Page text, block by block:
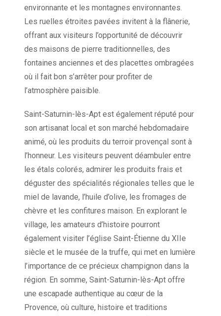
environnante et les montagnes environnantes.
Les ruelles étroites pavées invitent à la flânerie,
offrant aux visiteurs l’opportunité de découvrir
des maisons de pierre traditionnelles, des
fontaines anciennes et des placettes ombragées
où il fait bon s’arrêter pour profiter de
l’atmosphère paisible.
Saint-Saturnin-lès-Apt est également réputé pour
son artisanat local et son marché hebdomadaire
animé, où les produits du terroir provençal sont à
l’honneur. Les visiteurs peuvent déambuler entre
les étals colorés, admirer les produits frais et
déguster des spécialités régionales telles que le
miel de lavande, l’huile d’olive, les fromages de
chèvre et les confitures maison. En explorant le
village, les amateurs d’histoire pourront
également visiter l’église Saint-Étienne du XIIe
siècle et le musée de la truffe, qui met en lumière
l’importance de ce précieux champignon dans la
région. En somme, Saint-Saturnin-lès-Apt offre
une escapade authentique au cœur de la
Provence, où culture, histoire et traditions